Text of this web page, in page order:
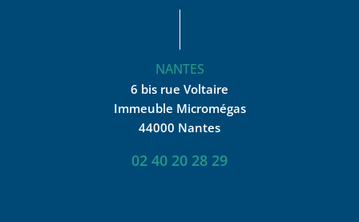
NANTES
6 bis rue Voltaire
Immeuble Micromégas
44000 Nantes
02 40 20 28 29